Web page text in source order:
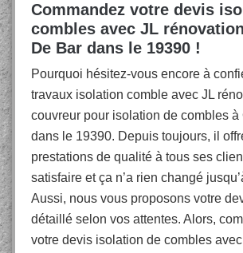
Commandez votre devis
combles avec JL
De Bar dans le 19390 !
Pourquoi hésitez-vous encore à
travaux isolation comble avec JL
couvreur pour isolation de combles à
dans le 19390. Depuis toujours, il
prestations de qualité à tous ses
satisfaire et ça n’a rien changé
Aussi, nous vous proposons votre
détaillé selon vos attentes. Alors,
votre devis isolation de combles